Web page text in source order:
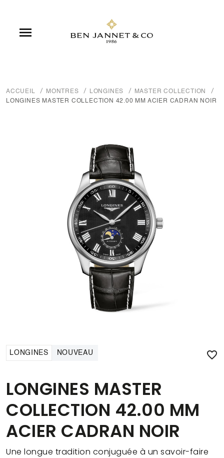

ACCUEIL MONTRES LONGINES
MASTER COLLECTION
LONGINES MASTER COLLECTION 42.00 MM ACIER CADRAN NOIR
LONGINES NOUVEAU 
LONGINES MASTER
COLLECTION 42.00 MM
ACIER CADRAN NOIR
Une longue tradition conjuguée à un savoir-faire